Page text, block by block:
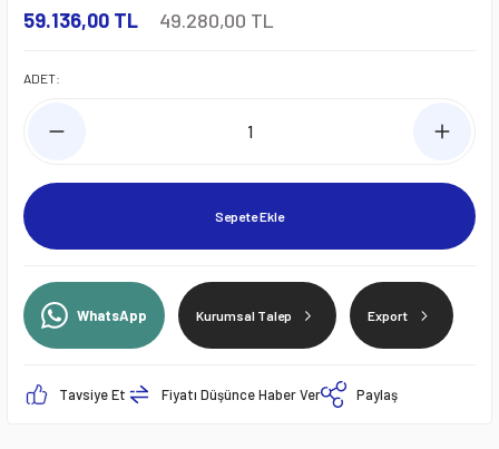
59.136,00 TL 49.280,00 TL
ADET:
Sepete Ekle
WhatsApp Kurumsal Talep Export
Tavsiye Et Fiyatı Düşünce Haber Ver Paylaş